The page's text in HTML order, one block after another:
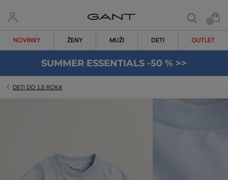
NOVINKY ŽENY MUŽI DETI OUTLET
SUMMER ESSENTIALS -50 % >>
DETI DO 1,5 ROKA